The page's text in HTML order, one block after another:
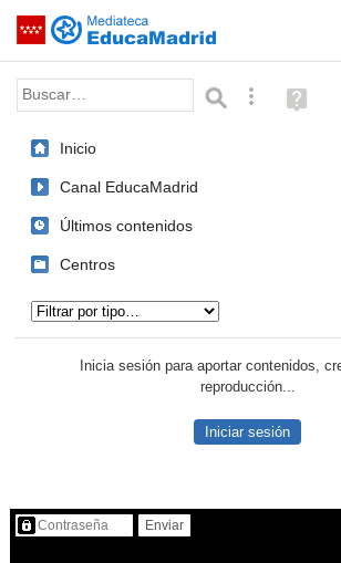
Saltar navegación
Palabra o frase: BúsquedaAyuda
(en
Inicio
Canal EducaMadrid
Últimos contenidos
Centros
Inicia sesión para aportar contenidos,
reproducción...
Iniciar sesión
Contenido protegido…